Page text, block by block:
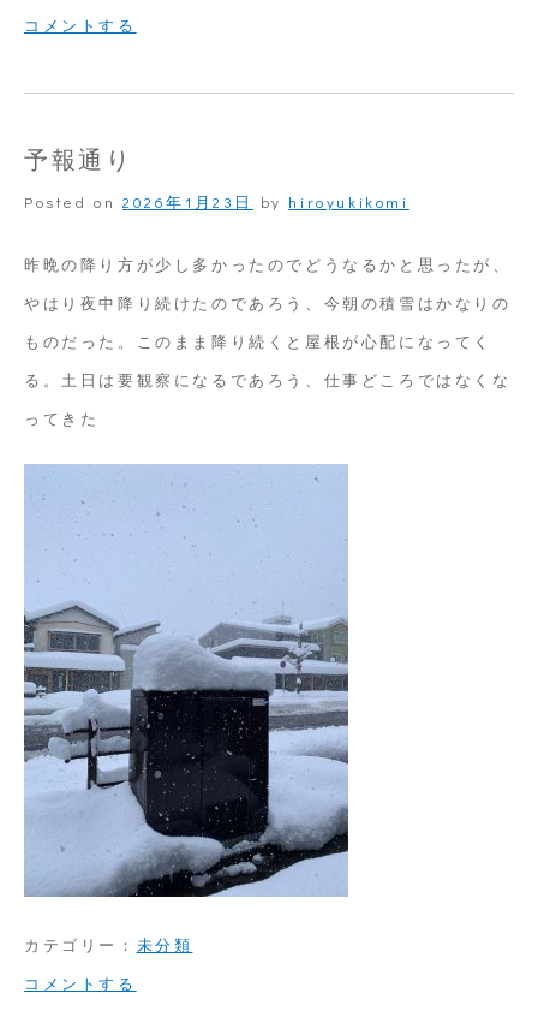
コメントする
の
ク
が
無
な
予報通り
Posted on 2026年1月23日 by hiroyukikomi
昨晩の降り方が少し多かったのでどうなるかと思ったが、
やはり夜中降り続けたのであろう、今朝の積雪はかなりの
ものだった。このまま降り続くと屋根が心配になってく
る。土日は要観察になるであろう、仕事どころではなくな
ってきた
カテゴリー： 未分類
コメントする